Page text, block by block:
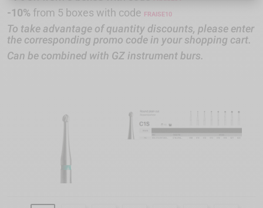
-10% from 5 boxes with code FRAISE10
To take advantage of quantity discounts, please enter
the corresponding promo code in your shopping cart.
Can be combined with GZ instrument burs.